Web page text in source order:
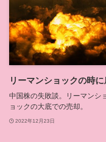
リーマンショックの時
中国株の失敗談。リーマンシ
ョックの大底での売却。
2022年12月23日